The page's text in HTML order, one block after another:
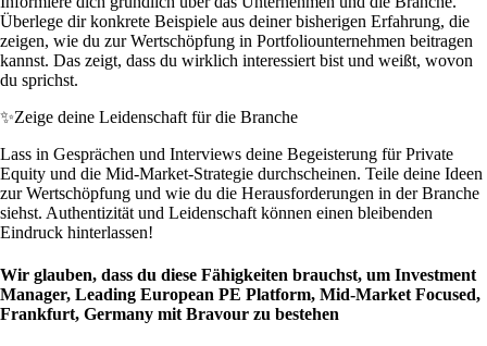
Überlege dir konkrete Beispiele aus deiner bisherigen Erfahrung, die
zeigen, wie du zur Wertschöpfung in Portfoliounternehmen beitragen
kannst. Das zeigt, dass du wirklich interessiert bist und weißt, wovon
du sprichst.
✨Zeige deine Leidenschaft für die Branche
Lass in Gesprächen und Interviews deine Begeisterung für Private
Equity und die Mid-Market-Strategie durchscheinen. Teile deine Ideen
zur Wertschöpfung und wie du die Herausforderungen in der Branche
siehst. Authentizität und Leidenschaft können einen bleibenden
Eindruck hinterlassen!
Wir glauben, dass du diese Fähigkeiten brauchst, um Investment
Manager, Leading European PE Platform, Mid-Market Focused,
Frankfurt, Germany mit Bravour zu bestehen